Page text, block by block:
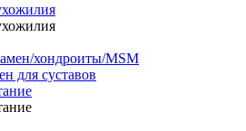
хондроиты/MSM
для суставов